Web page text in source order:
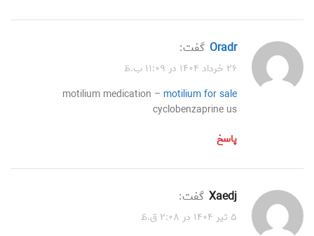
oradr گفت:
۲۶ خرداد ۱۴۰۴ در ۱۱:۰۹ ب.ظ
motilium medication – motilium for sale
cyclobenzaprine us
پاسخ
xaedj گفت:
۵ تیر ۱۴۰۴ در ۲:۰۸ ق.ظ